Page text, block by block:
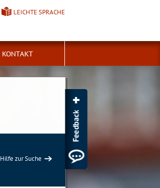
LEICHTE SPRACHE
KONTAKT
Hilfe zur Suche